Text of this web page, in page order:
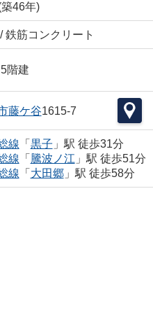
46年)
鉄筋コンクリート
階建
藤ケ谷1615-7
線 「 黒子 」駅 徒歩31分
線 「 騰波ノ江」駅 徒歩51分
線 「 大田郷」駅 徒歩58分